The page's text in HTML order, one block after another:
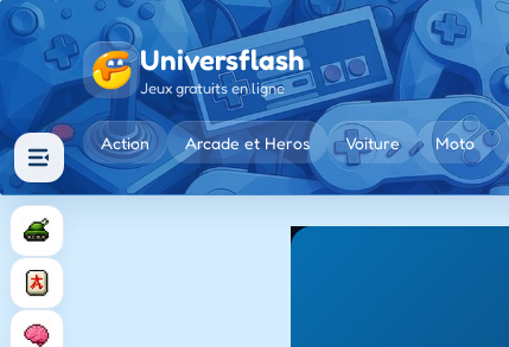
Universflash
Jeux gratuits en ligne
Action Arcade et Heros Voiture Moto